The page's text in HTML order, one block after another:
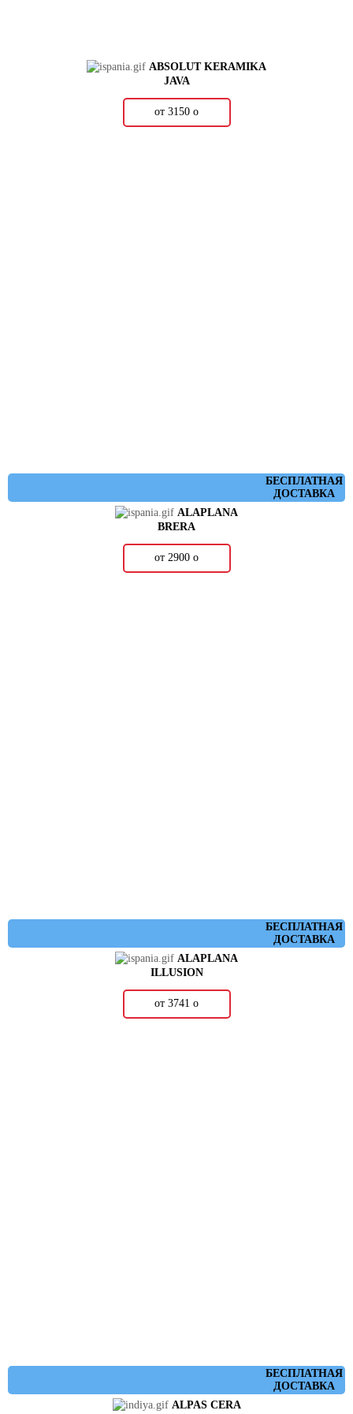
ABSOLUT KERAMIKA
JAVA
от 3150 о
БЕСПЛАТНАЯ
ДОСТАВКА
ALAPLANA
BRERA
от 2900 о
БЕСПЛАТНАЯ
ДОСТАВКА
ALAPLANA
ILLUSION
от 3741 о
БЕСПЛАТНАЯ
ДОСТАВКА
ALPAS CERA